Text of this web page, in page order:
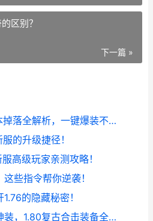
区别？
下一篇 »
新开传奇1.85私服副本掉落全解析，一键爆装不是梦！
的升级捷径！
高级玩家亲测攻略！
些指令帮你逆袭！
的隐藏秘密！
一小时从新手村满级神装，1.80复古合击装备全爆！